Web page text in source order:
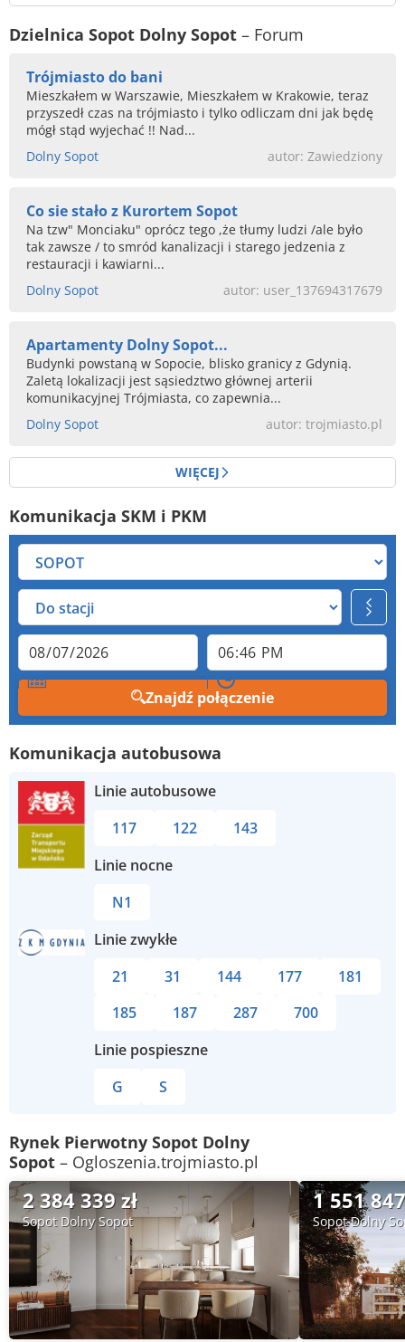
Dzielnica Sopot Dolny Sopot – Forum
Trójmiasto do bani
Mieszkałem w Warszawie, Mieszkałem w Krakowie, teraz
przyszedł czas na trójmiasto i tylko odliczam dni jak będę
mógł stąd wyjechać !! Nad...
Dolny Sopot
autor: Zawiedziony
Co sie stało z Kurortem Sopot
Na tzw" Monciaku" oprócz tego ,że tłumy ludzi /ale było
tak zawsze / to smród kanalizacji i starego jedzenia z
restauracji i kawiarni...
Dolny Sopot
autor: user_137694317679
Apartamenty Dolny Sopot...
Budynki powstaną w Sopocie, blisko granicy z Gdynią.
Zaletą lokalizacji jest sąsiedztwo głównej arterii
komunikacyjnej Trójmiasta, co zapewnia...
Dolny Sopot
autor: trojmiasto.pl
WIĘCEJ
Komunikacja SKM i PKM
Znajdź połączenie
Komunikacja autobusowa
Linie autobusowe
117
122
143
Linie nocne
N1
Linie zwykłe
21
31 144 177
181
185
187 287
700
Linie pospieszne
G
S
Rynek Pierwotny Sopot Dolny
Sopot – Ogloszenia.trojmiasto.pl
2 384 339 zł
Sopot Dolny Sopot
1 551
Sopot Dolny